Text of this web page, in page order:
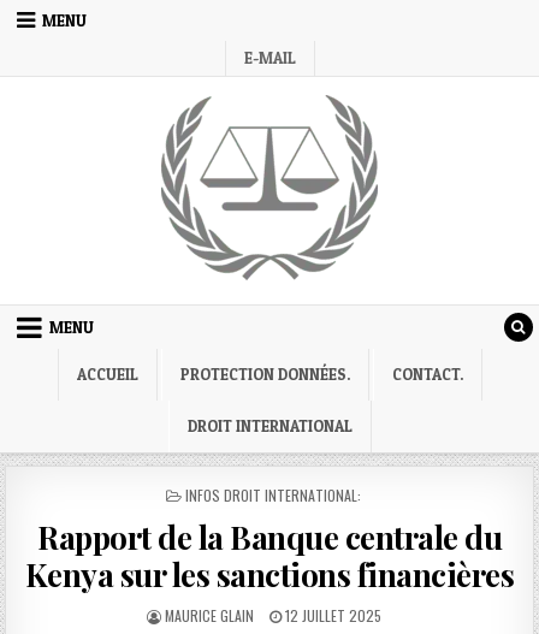
Skip
MENU
E-MAIL
MENU
ACCUEIL PROTECTION DONNÉES. CONTACT.
DROIT INTERNATIONAL
POSTED
INFOS DROIT INTERNATIONAL:
Rapport de la Banque centrale du
Kenya sur les sanctions financières
AUTHOR:
MAURICE GLAIN
PUBLISHED
12 JUILLET 2025